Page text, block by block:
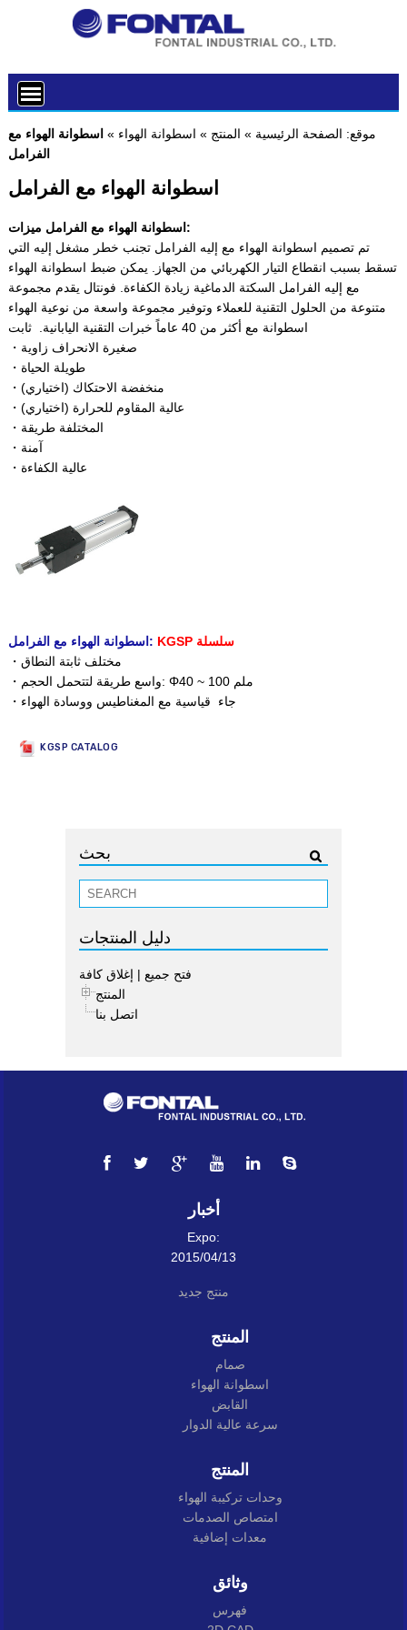
موقع: الصفحة الرئيسية » المنتج » اسطوانة الهواء » اسطوانة الهواء مع
الفرامل
اسطوانة الهواء مع الفرامل
اسطوانة الهواء مع الفرامل ميزات:
تم تصميم اسطوانة الهواء مع إليه الفرامل تجنب خطر مشغل إليه التي
تسقط بسبب انقطاع التيار الكهربائي من الجهاز. يمكن ضبط اسطوانة الهواء
مع إليه الفرامل السكتة الدماغية زيادة الكفاءة. فونتال يقدم مجموعة
متنوعة من الحلول التقنية للعملاء وتوفير مجموعة واسعة من نوعية الهواء
اسطوانة مع أكثر من 40 عاماً خبرات التقنية اليابانية. ثابت
・صغيرة الانحراف زاوية
・طويلة الحياة
・منخفضة الاحتكاك (اختياري)
・عالية المقاوم للحرارة (اختياري)
・المختلفة طريقة
・آمنة
・عالية الكفاءة
اسطوانة الهواء مع الفرامل:
KGSP سلسلة
・مختلف ثابتة النطاق
・واسع طريقة لتتحمل الحجم: Φ40 ~ 100 ملم
・جاء قياسية مع المغناطيس ووسادة الهواء
KGSP CATALOG
بحث
دليل المنتجات
فتح جميع | إغلاق كافة
المنتج
اتصل بنا
أخبار
Expo:
2015/04/13
منتج جديد
المنتج
صمام
اسطوانة الهواء
القابض
سرعة عالية الدوار
المنتج
وحدات تركيبة الهواء
امتصاص الصدمات
معدات إضافية
وثائق
فهرس